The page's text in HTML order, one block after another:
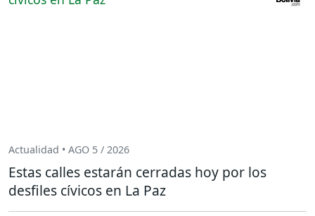
Actualidad • AGO 5 / 2026
Estas calles estarán cerradas hoy por los
desfiles cívicos en La Paz